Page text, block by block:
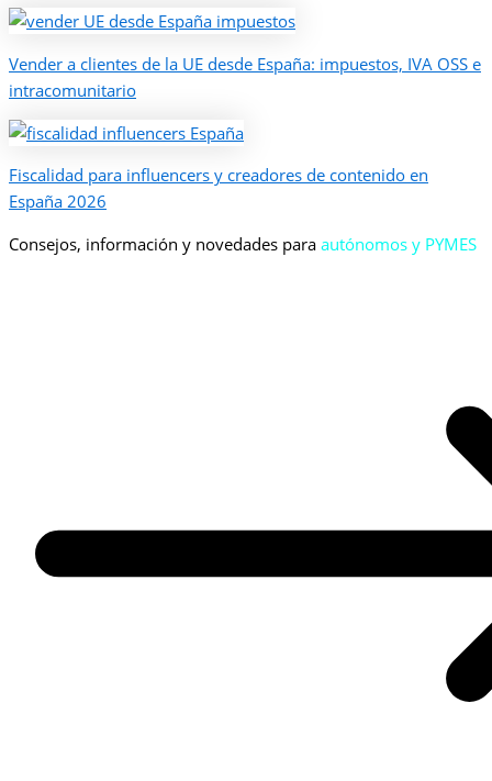
Vender a clientes de la UE desde España: impuestos, IVA OSS e
intracomunitario
Fiscalidad para influencers y creadores de contenido en
España 2026
Consejos, información y novedades para autónomos y PYMES